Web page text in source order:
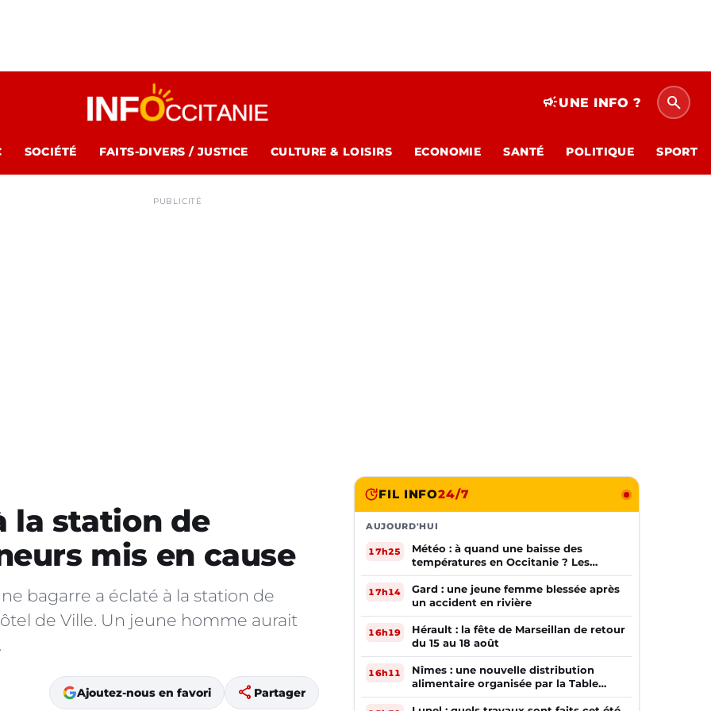
campaignUNE INFO ? search
SOCIÉTÉ FAITS-DIVERS / JUSTICE CULTURE & LOISIRS ECONOMIE SANTÉ POLITIQUE SPORT
PUBLICITÉ
la station de
mis en cause
bagarre a éclaté à la station de
de Ville. Un jeune homme aurait
Ajoutez-nous en favori share Partager
FIL INFO24/7
AUJOURD'HUI
17h25
Météo : à quand une baisse des
températures en Occitanie ? Les
prévisions
17h14
Gard : une jeune femme blessée après
un accident en rivière
16h19
Hérault : la fête de Marseillan de retour
du 15 au 18 août
16h11
Nîmes : une nouvelle distribution
alimentaire organisée par la Table
Ouverte